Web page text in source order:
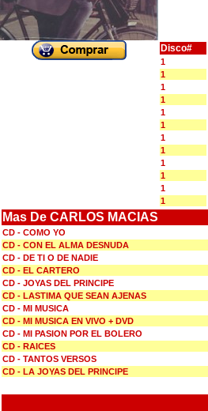
Disco#
1
1
1
1
1
1
1
1
1
1
1
1
Mas De CARLOS MACIAS
CD - COMO YO
CD - CON EL ALMA DESNUDA
CD - DE TI O DE NADIE
CD - EL CARTERO
CD - JOYAS DEL PRINCIPE
CD - LASTIMA QUE SEAN AJENAS
CD - MI MUSICA
CD - MI MUSICA EN VIVO + DVD
CD - MI PASION POR EL BOLERO
CD - RAICES
CD - TANTOS VERSOS
CD - LA JOYAS DEL PRINCIPE